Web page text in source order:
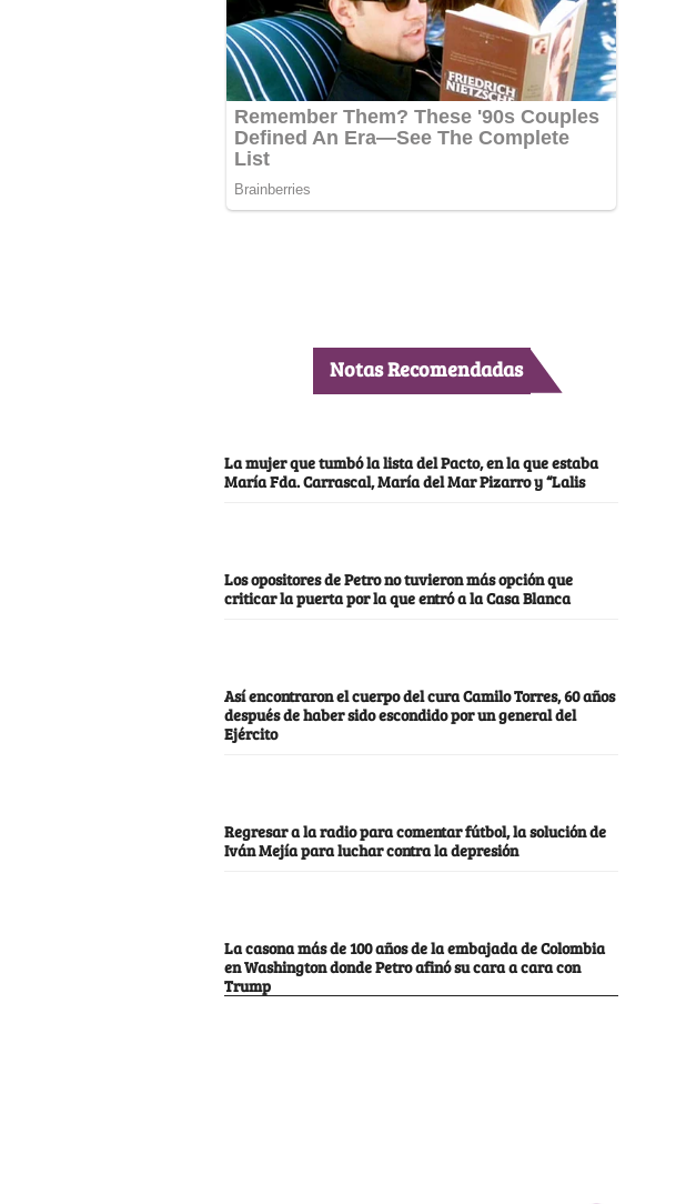
Notas Recomendadas
La mujer que tumbó la lista del Pacto, en la que estaba
María Fda. Carrascal, María del Mar Pizarro y “Lalis
Los opositores de Petro no tuvieron más opción que
criticar la puerta por la que entró a la Casa Blanca
Así encontraron el cuerpo del cura Camilo Torres, 60 años
después de haber sido escondido por un general del
Ejército
Regresar a la radio para comentar fútbol, la solución de
Iván Mejía para luchar contra la depresión
La casona más de 100 años de la embajada de Colombia
en Washington donde Petro afinó su cara a cara con
Trump